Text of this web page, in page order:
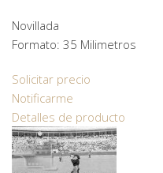
Novillada
Formato: 35 Milimetros
Solicitar precio
Notificarme
Detalles de producto